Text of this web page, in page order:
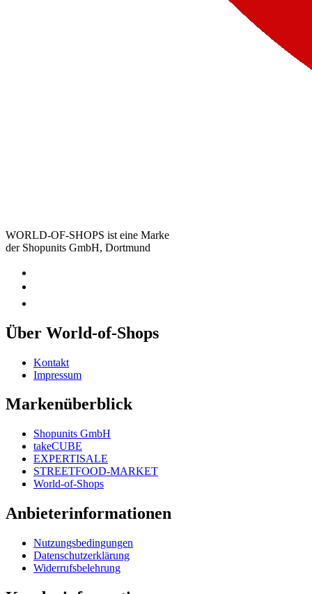
WORLD-OF-SHOPS ist eine Marke
der Shopunits GmbH, Dortmund
Über World-of-Shops
Kontakt
Impressum
Markenüberblick
Shopunits GmbH
takeCUBE
EXPERTISALE
STREETFOOD-MARKET
World-of-Shops
Anbieterinformationen
Nutzungsbedingungen
Datenschutzerklärung
Widerrufsbelehrung